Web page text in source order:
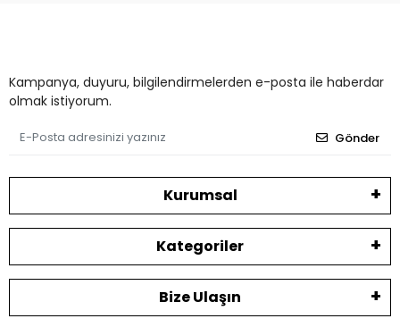
Kampanya, duyuru, bilgilendirmelerden e-posta ile haberdar
olmak istiyorum.
Gönder
Kurumsal
Kategoriler
Bize Ulaşın